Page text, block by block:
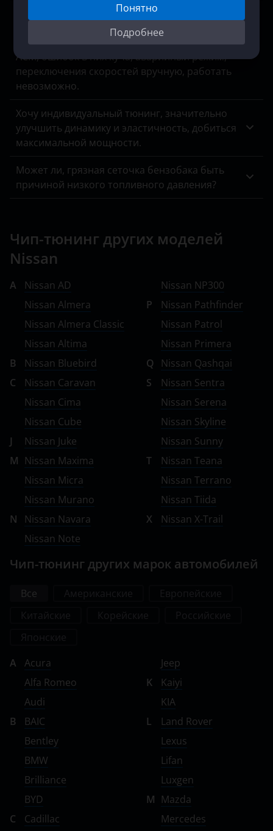
Понятно
Подробнее
Нам отказали в отключении мочевины на
Mersedes Arocs, мотивируя это отсутствием
оборудования для прошивки блоков MCM и
ACM, ошибок в них куча, аварийный режим,
переключения скоростей вручную, работать
невозможно.
Хочу индивидуальный тюнинг, значительно
улучшить динамику и эластичность, добиться
максимальной мощности.
Может ли, грязная сеточка бензобака быть
причиной низкого топливного давления?
Чип-тюнинг других моделей
Nissan
A
Nissan AD
Nissan Almera
Nissan Almera Classic
Nissan Altima
B
Nissan Bluebird
C
Nissan Caravan
Nissan Cima
Nissan Cube
J
Nissan Juke
M Nissan Maxima
Nissan Micra
Nissan Murano
N
Nissan Navara
Nissan Note
Nissan NP300
P
Nissan Pathfinder
Nissan Patrol
Nissan Primera
Q
Nissan Qashqai
S
Nissan Sentra
Nissan Serena
Nissan Skyline
Nissan Sunny
T
Nissan Teana
Nissan Terrano
Nissan Tiida
X
Nissan X-Trail
Чип-тюнинг других марок автомобилей
Все
A
Acura
Alfa Romeo
Audi
B
BAIC
Bentley
BMW
Brilliance
BYD
C
Cadillac
Jeep
K
Kaiyi
KIA
L
Land Rover
Lexus
Lifan
Luxgen
M Mazda
Mercedes